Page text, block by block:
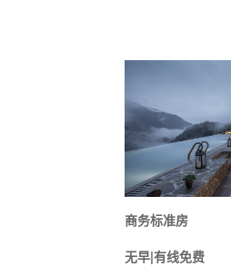
商务标准房
无早|有线免费